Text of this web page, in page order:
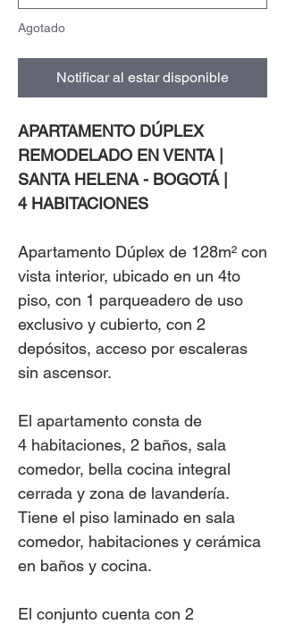
Agotado
Notificar al estar disponible
APARTAMENTO DÚPLEX
REMODELADO EN VENTA |
SANTA HELENA - BOGOTÁ |
4 HABITACIONES
Apartamento Dúplex de 128m² con
vista interior, ubicado en un 4to
piso, con 1 parqueadero de uso
exclusivo y cubierto, con 2
depósitos, acceso por escaleras
sin ascensor.
El apartamento consta de
4 habitaciones, 2 baños, sala
comedor, bella cocina integral
cerrada y zona de lavandería.
Tiene el piso laminado en sala
comedor, habitaciones y cerámica
en baños y cocina.
El conjunto cuenta con 2